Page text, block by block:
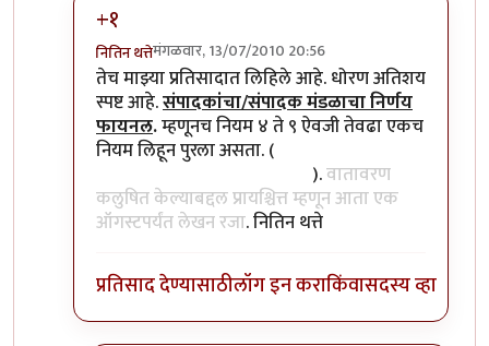
+१
नितिन थत्तेमंगळवार, 13/07/2010 20:56
In reply toढोबळ स्पष्टीकरणbyप्रियाली
तेच माझ्या प्रतिसादात लिहिले आहे. धोरण अतिशय
स्पष्ट आहे.संपादकांचा/संपादक मंडळाचा निर्णय
फायनल.म्हणूनच नियम ४ ते ९ ऐवजी तेवढा एकच
नियम लिहून पुरला असता. (
).वातावरण
कलुषित केल्याबद्दल प्रायश्चित्त म्हणून आता एक
ऑगस्टपर्यंत लेखन रजा. नितिन थत्ते
प्रतिसाद देण्यासाठीलॉग इन कराकिंवासदस्य व्हा